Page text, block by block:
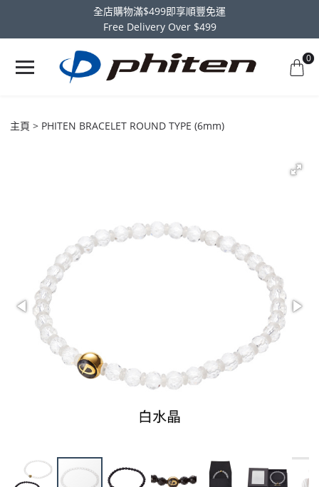
全店購物滿$499即享順豐免運
Free Delivery Over $499
0
主頁 PHITEN BRACELET ROUND TYPE (6mm)